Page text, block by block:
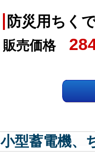
防災用ちく
販売価格
小型蓄電機、